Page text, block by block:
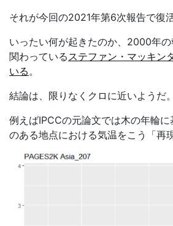
それが今回の2021年第6次報告で復
いったい何が起きたのか、 2000年
関わっているステファン・マッキン
いる。
結論は、限りなくクロに近いようだ。
例えばIPCCの元論文では木の年輪
のある地点における気温をこう「再